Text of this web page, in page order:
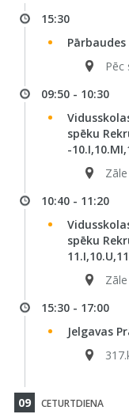
15:30
Pēc
09:50 - 10:30
spēku
-
Zāle
10:40 - 11:20
spēku
Zāle
15:30 - 17:00
Jelgavas
09 CETURTDIENA